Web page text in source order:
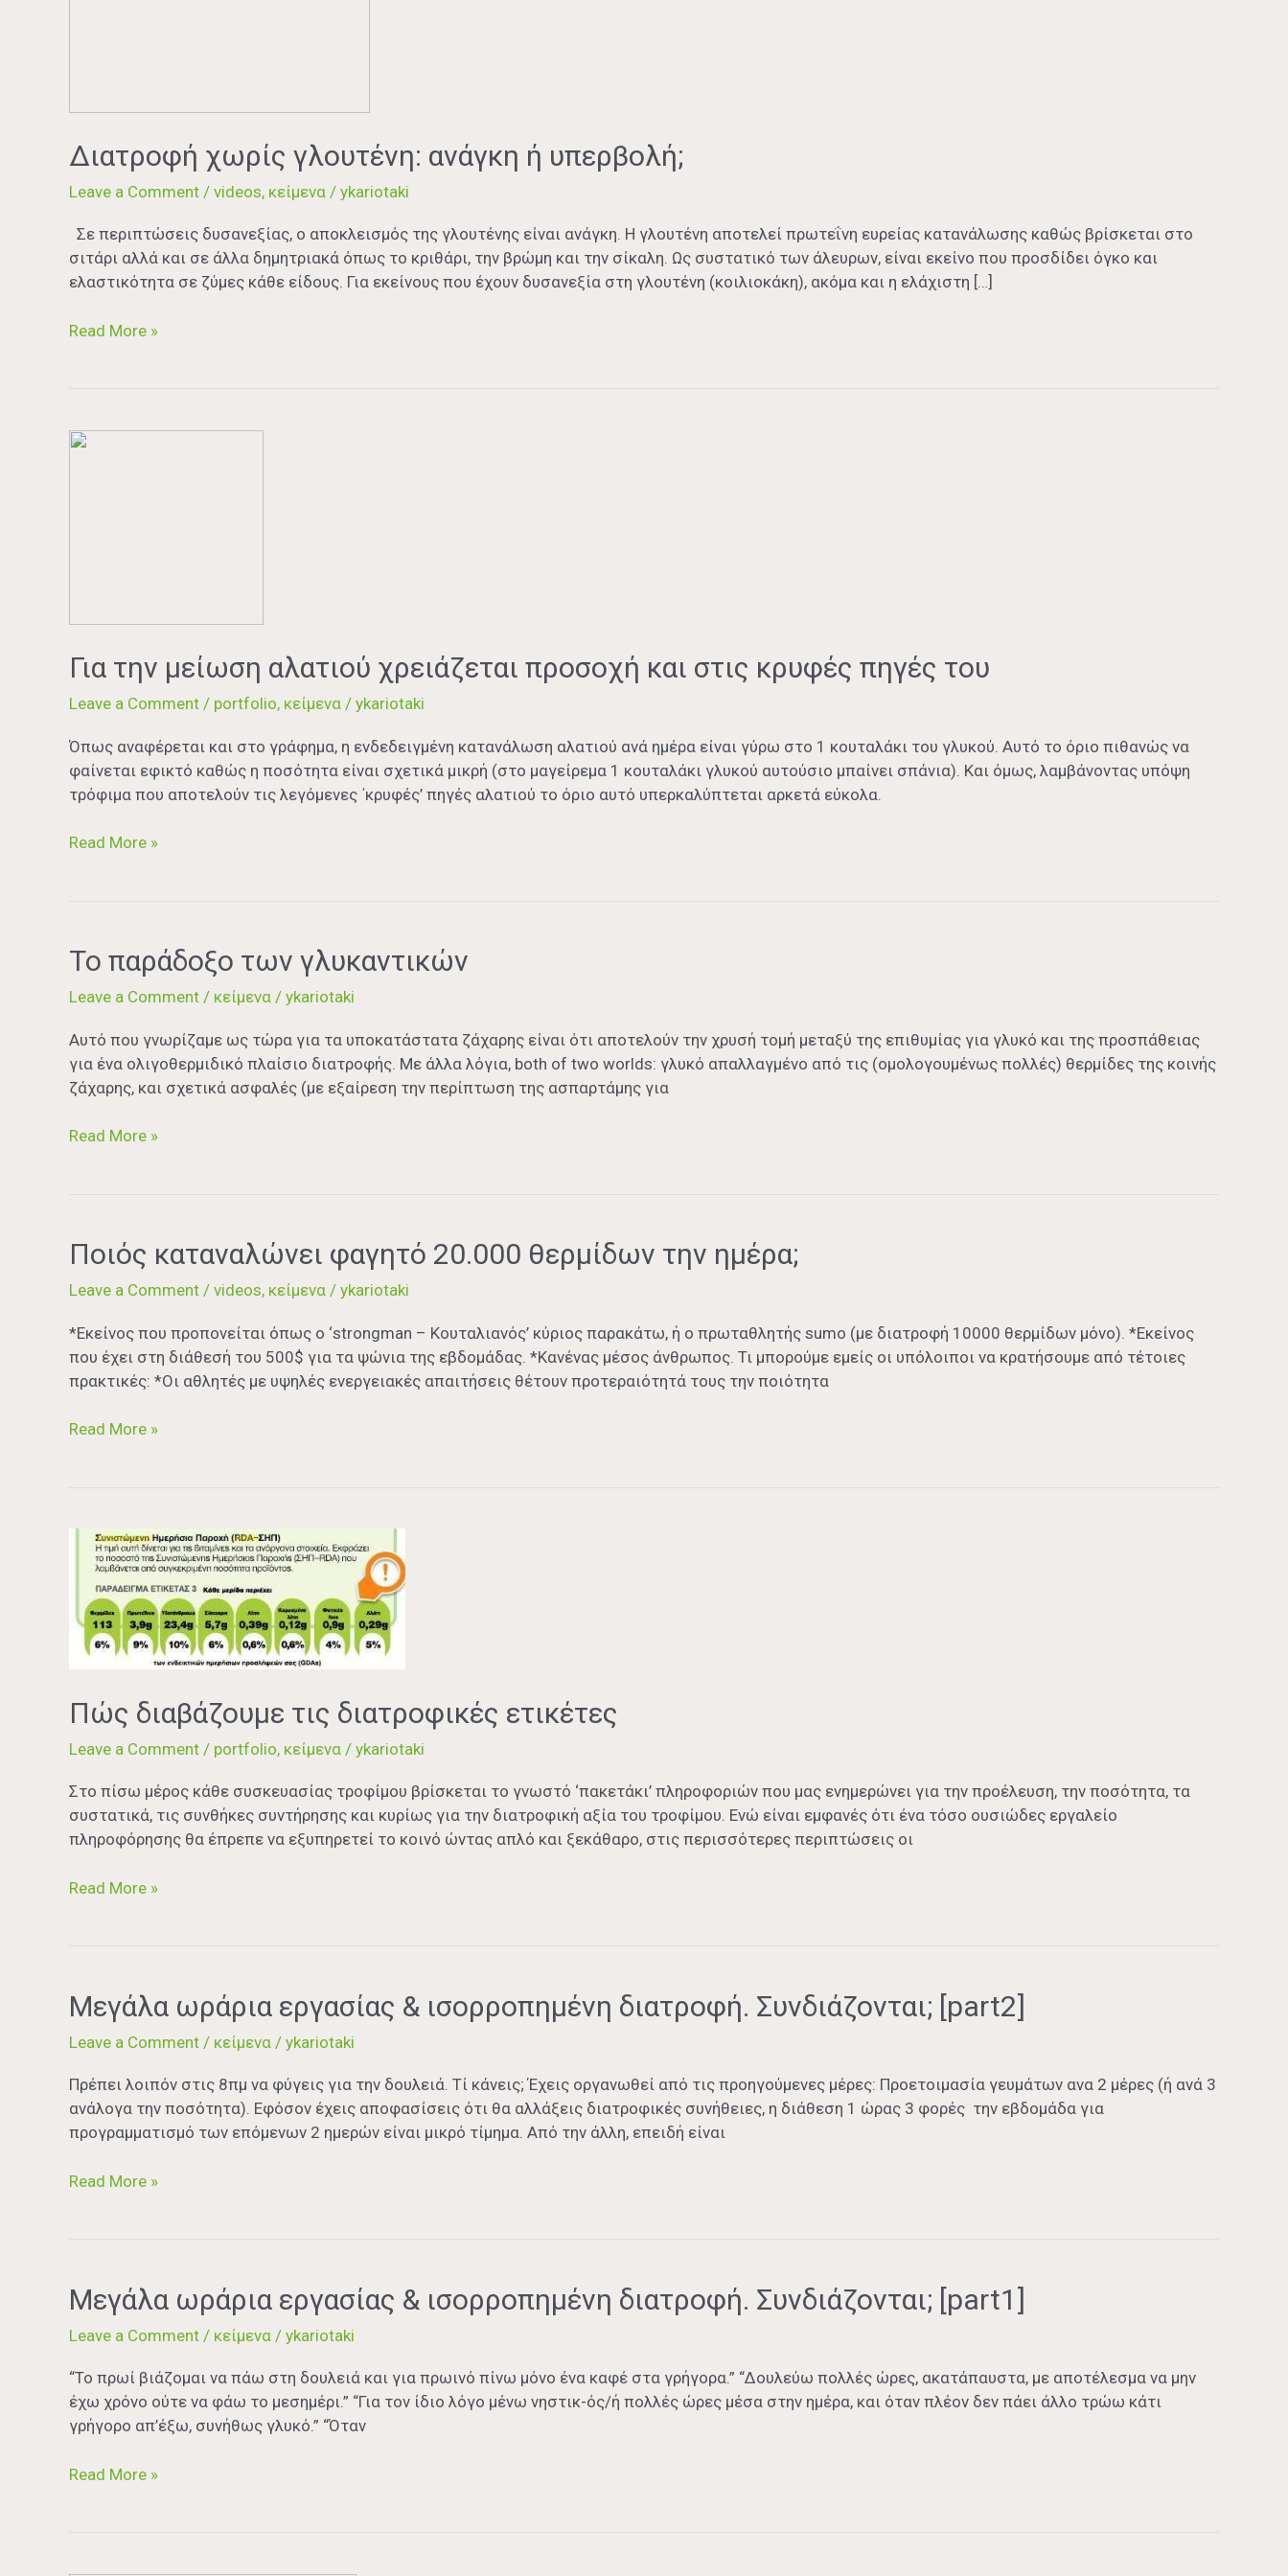
Διατροφή χωρίς γλουτένη: ανάγκη ή υπερβολή;
Leave a Comment / videos, κείμενα / ykariotaki
Σε περιπτώσεις δυσανεξίας, ο αποκλεισμός της γλουτένης είναι ανάγκη. Η γλουτένη αποτελεί πρωτεΐνη ευρείας κατανάλωσης καθώς βρίσκεται στο
σιτάρι αλλά και σε άλλα δημητριακά όπως το κριθάρι, την βρώμη και την σίκαλη. Ως συστατικό των άλευρων, είναι εκείνο που προσδίδει όγκο και
ελαστικότητα σε ζύμες κάθε είδους. Για εκείνους που έχουν δυσανεξία στη γλουτένη (κοιλιοκάκη), ακόμα και η ελάχιστη […]
Read More »
Για την μείωση αλατιού χρειάζεται προσοχή και στις κρυφές πηγές του
Leave a Comment / portfolio, κείμενα / ykariotaki
Όπως αναφέρεται και στο γράφημα, η ενδεδειγμένη κατανάλωση αλατιού ανά ημέρα είναι γύρω στο 1 κουταλάκι του γλυκού. Αυτό το όριο πιθανώς να
φαίνεται εφικτό καθώς η ποσότητα είναι σχετικά μικρή (στο μαγείρεμα 1 κουταλάκι γλυκού αυτούσιο μπαίνει σπάνια). Και όμως, λαμβάνοντας υπόψη
τρόφιμα που αποτελούν τις λεγόμενες ΄κρυφές’ πηγές αλατιού το όριο αυτό υπερκαλύπτεται αρκετά εύκολα.
Για
πηγές
του
Read More »
Το παράδοξο των γλυκαντικών
Leave a Comment / κείμενα / ykariotaki
Aυτό που γνωρίζαμε ως τώρα για τα υποκατάστατα ζάχαρης είναι ότι αποτελούν την χρυσή τομή μεταξύ της επιθυμίας για γλυκό και της προσπάθειας
για ένα ολιγοθερμιδικό πλαίσιο διατροφής. Με άλλα λόγια, both of two worlds: γλυκό απαλλαγμένο από τις (ομολογουμένως πολλές) θερμίδες της κοινής
ζάχαρης, και σχετικά ασφαλές (με εξαίρεση την περίπτωση της ασπαρτάμης για
Το
παράδοξο
των
Read More »
Ποιός καταναλώνει φαγητό 20.000 θερμίδων την ημέρα;
Leave a Comment / videos, κείμενα / ykariotaki
*Εκείνος που προπονείται όπως ο ‘strongman – Kουταλιανός’ κύριος παρακάτω, ή ο πρωταθλητής sumo (με διατροφή 10000 θερμίδων μόνο). *Εκείνος
που έχει στη διάθεσή του 500$ για τα ψώνια της εβδομάδας. *Κανένας μέσος άνθρωπος. Τι μπορούμε εμείς οι υπόλοιποι να κρατήσουμε από τέτοιες
πρακτικές: *Οι αθλητές με υψηλές ενεργειακές απαιτήσεις θέτουν προτεραιότητά τους την ποιότητα
Ποιός
καταναλώνει
φαγητό
θερμίδων
την
ημέρα;
Read More »
Πώς διαβάζουμε τις διατροφικές ετικέτες
Leave a Comment / portfolio, κείμενα / ykariotaki
Στο πίσω μέρος κάθε συσκευασίας τροφίμου βρίσκεται το γνωστό ‘πακετάκι’ πληροφοριών που μας ενημερώνει για την προέλευση, την ποσότητα, τα
συστατικά, τις συνθήκες συντήρησης και κυρίως για την διατροφική αξία του τροφίμου. Ενώ είναι εμφανές ότι ένα τόσο ουσιώδες εργαλείο
πληροφόρησης θα έπρεπε να εξυπηρετεί το κοινό ώντας απλό και ξεκάθαρο, στις περισσότερες περιπτώσεις οι
Πώς
διαβάζουμε
διατροφικές
ετικέτες
Read More »
Μεγάλα ωράρια εργασίας & ισορροπημένη διατροφή. Συνδιάζονται; [part2]
Leave a Comment / κείμενα / ykariotaki
Πρέπει λοιπόν στις 8πμ να φύγεις για την δουλειά. Τί κάνεις; Έχεις οργανωθεί από τις προηγούμενες μέρες: Προετοιμασία γευμάτων ανα 2 μέρες (ή ανά 3
ανάλογα την ποσότητα). Εφόσον έχεις αποφασίσεις ότι θα αλλάξεις διατροφικές συνήθειες, η διάθεση 1 ώρας 3 φορές την εβδομάδα για
προγραμματισμό των επόμενων 2 ημερών είναι μικρό τίμημα. Από την άλλη, επειδή είναι
Μεγάλα
ωράρια
εργασίας
ισορροπημένη
διατροφή.
Συνδιάζονται;
Read More »
Μεγάλα ωράρια εργασίας & ισορροπημένη διατροφή. Συνδιάζονται; [part1]
Leave a Comment / κείμενα / ykariotaki
“Το πρωί βιάζομαι να πάω στη δουλειά και για πρωινό πίνω μόνο ένα καφέ στα γρήγορα.” “Δουλεύω πολλές ώρες, ακατάπαυστα, με αποτέλεσμα να μην
έχω χρόνο ούτε να φάω το μεσημέρι.” “Για τον ίδιο λόγο μένω νηστικ-ός/ή πολλές ώρες μέσα στην ημέρα, και όταν πλέον δεν πάει άλλο τρώω κάτι
γρήγορο απ’έξω, συνήθως γλυκό.” “Όταν
Μεγάλα
ωράρια
εργασίας
ισορροπημένη
διατροφή.
Συνδιάζονται;
Read More »